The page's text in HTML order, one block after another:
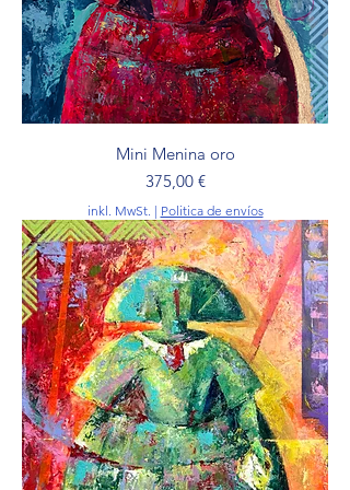
Mini Menina oro
Preis
375,00 €
inkl. MwSt. | Politica de envíos